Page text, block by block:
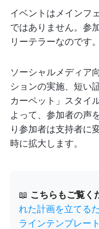
イベントはメインフ
ではありません。参
リーテラーなのです。
ソーシャルメディア
ションの実施、短い
カーペット」スタイ
よって、参加者の声
り参加者は支持者に
時に拡大します。
📖 こちらもご覧く
れた計画を立てる
ラインテンプレート